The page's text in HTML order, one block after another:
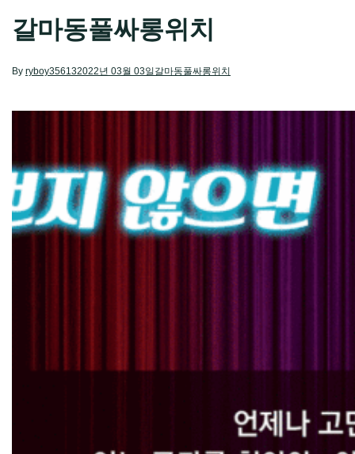
갈마동풀싸롱위치
By ryboy356132022년 03월 03일 갈마동풀싸롱위치